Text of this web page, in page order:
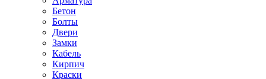
Бетон
Болты
Двери
Замки
Кабель
Кирпич
Краски